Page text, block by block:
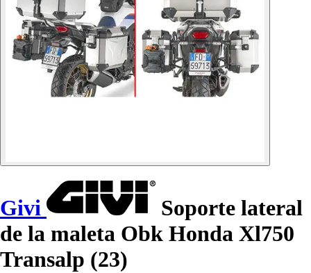
Givi
Soporte lateral
de la maleta Obk Honda Xl750
Transalp (23)